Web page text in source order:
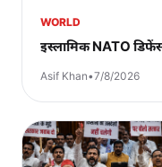
WORLD
इस्लामिक NATO
Asif Khan•7/8/2026